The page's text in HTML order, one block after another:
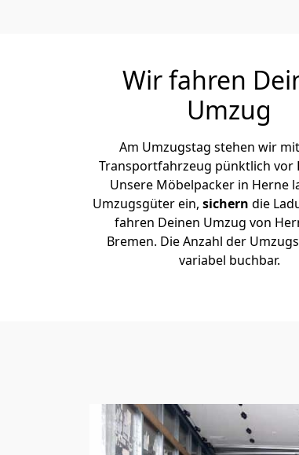
Wir fahren
Umzug
Am Umzugstag stehen wir
Transportfahrzeug pünktlich vor
Unsere Möbelpacker in Herne
Umzugsgüter ein, sichern die
fahren Deinen Umzug von
Bremen. Die Anzahl der
variabel buchbar.